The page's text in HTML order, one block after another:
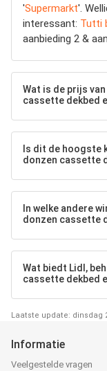
'Supermarkt'.
interessant: Tutti
aanbieding 2 &
Wat is de prijs van
cassette dekbed
Is dit de hoogste
donzen cassette
In welke andere
donzen cassette
Wat biedt Lidl,
cassette dekbed
Laatste update: dinsdag
Informatie
Veelgestelde vragen